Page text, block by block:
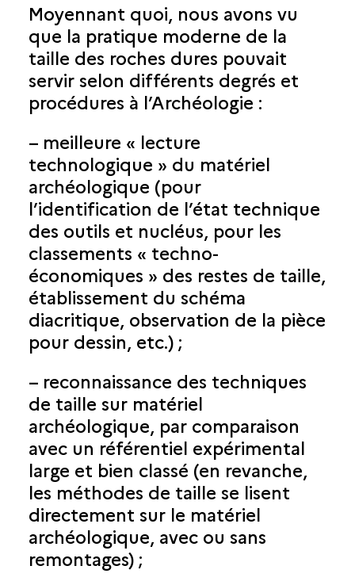
Moyennant quoi, nous avons vu
que la pratique moderne de la
taille des roches dures pouvait
servir selon différents degrés et
procédures à l’Archéologie :
– meilleure « lecture
technologique » du matériel
archéologique (pour
l’identification de l’état technique
des outils et nucléus, pour les
classements « techno-
économiques » des restes de taille,
établissement du schéma
diacritique, observation de la pièce
pour dessin, etc.) ;
– reconnaissance des techniques
de taille sur matériel
archéologique, par comparaison
avec un référentiel expérimental
large et bien classé (en revanche,
les méthodes de taille se lisent
directement sur le matériel
archéologique, avec ou sans
remontages) ;